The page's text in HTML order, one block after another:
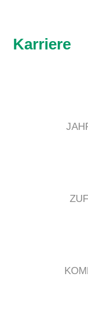
Karriere